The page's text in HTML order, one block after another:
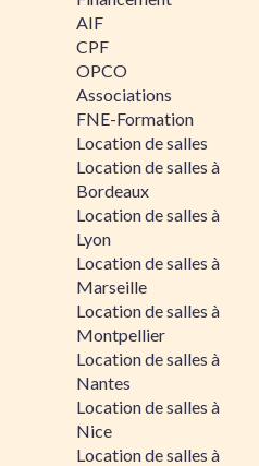
AIF
CPF
OPCO
Associations
FNE-Formation
Location de salles
Location de salles à
Bordeaux
Location de salles à
Lyon
Location de salles à
Marseille
Location de salles à
Montpellier
Location de salles à
Nantes
Location de salles à
Nice
Location de salles à